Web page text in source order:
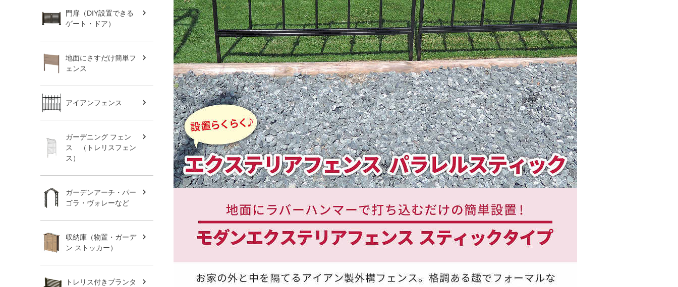
門扉（DIY設置できる
ゲート・ドア）
地面にさすだけ簡単フ
ェンス
アイアンフェンス
ガーデニング フェン
ス （トレリスフェン
ス）
ガーデンアーチ・パー
ゴラ・ヴォレーなど
収納庫（物置・ガーデ
ン ストッカー）
トレリス付きプランタ